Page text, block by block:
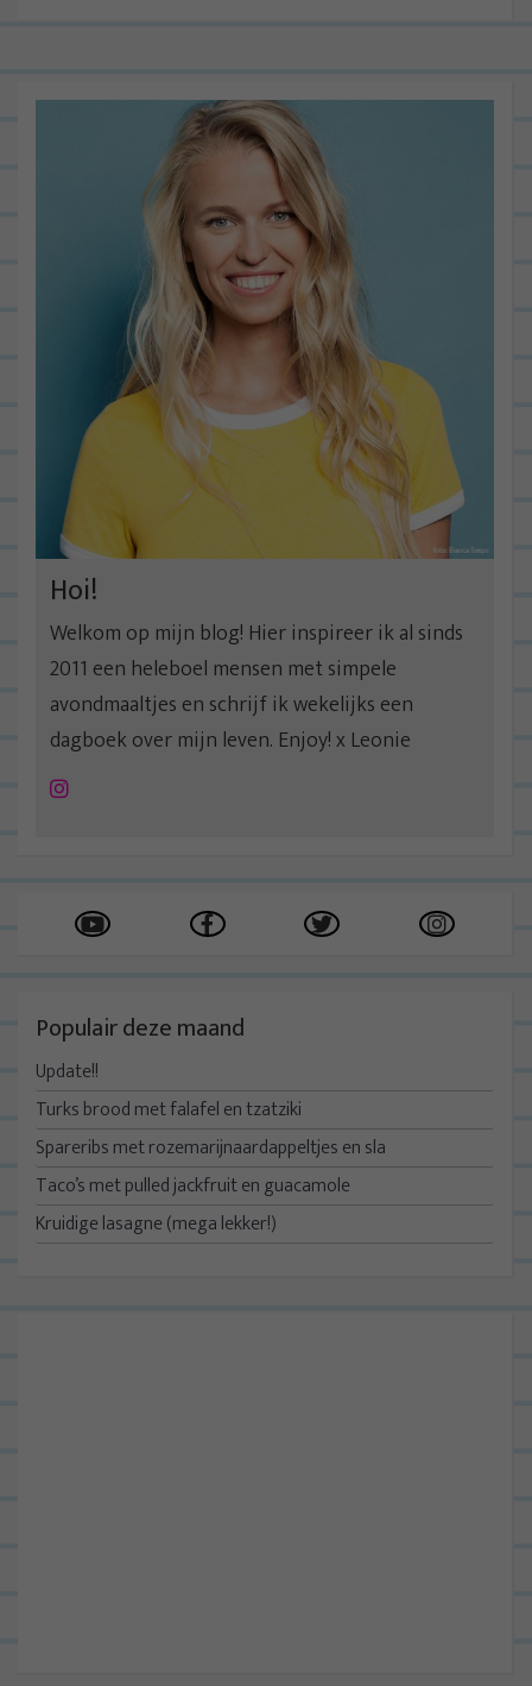
Hoi!
Welkom op mijn blog! Hier inspireer ik al sinds
2011 een heleboel mensen met simpele
avondmaaltjes en schrijf ik wekelijks een
dagboek over mijn leven. Enjoy! x Leonie
Instagram
Populair deze maand
Update!!
Turks brood met falafel en tzatziki
Spareribs met rozemarijnaardappeltjes en sla
Taco’s met pulled jackfruit en guacamole
Kruidige lasagne (mega lekker!)